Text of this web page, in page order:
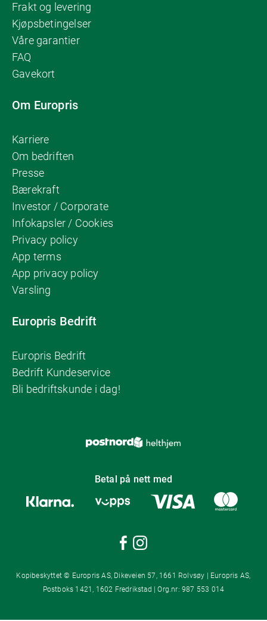
Frakt og levering
Kjøpsbetingelser
Våre garantier
FAQ
Gavekort
Om Europris
Karriere
Om bedriften
Presse
Bærekraft
Investor / Corporate
Infokapsler / Cookies
Privacy policy
App terms
App privacy policy
Varsling
Europris Bedrift
Europris Bedrift
Bedrift Kundeservice
Bli bedriftskunde i dag!
Betal på nett med
Kopibeskyttet © Europris AS, Dikeveien 57, 1661 Rolvsøy | Europris AS,
Postboks 1421, 1602 Fredrikstad | Org.nr: 987 553 014